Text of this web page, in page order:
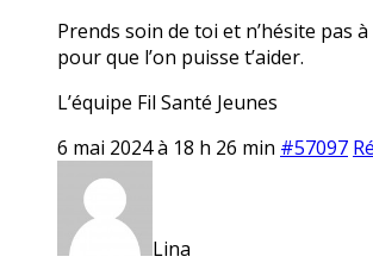
Prends soin de toi et n’hésite pas
pour que l’on puisse t’aider.
L’équipe Fil Santé Jeunes
6 mai 2024 à 18 h 26 min #57097
Lina